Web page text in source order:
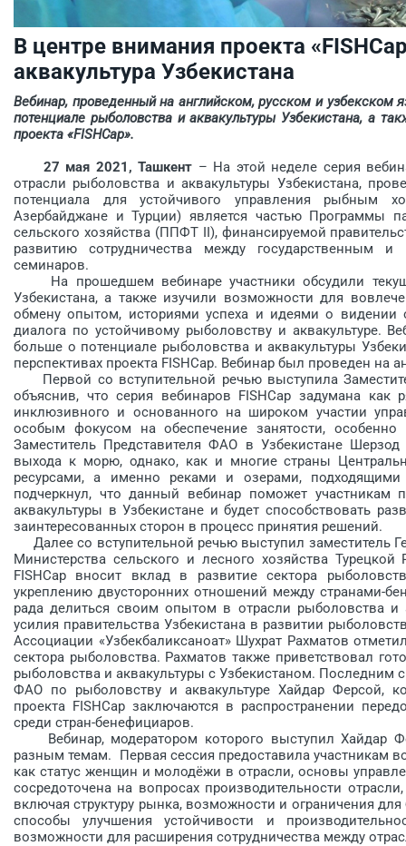
В центре внимания проекта
аквакультура Узбекистана
Вебинар, проведенный на английском, русском и узбекском
потенциале рыболовства и аквакультуры Узбекистана, а
проекта «FISHCap».
27 мая 2021, Ташкент – На этой неделе серия
отрасли рыболовства и аквакультуры Узбекистана,
потенциала для устойчивого управления рыбным
Азербайджане и Турции) является частью Программы
сельского хозяйства (ППФТ II), финансируемой
развитию сотрудничества между государственным
семинаров.
На прошедшем вебинаре участники обсудили
Узбекистана, а также изучили возможности для
обмену опытом, историями успеха и идеями о видении
диалога по устойчивому рыболовству и аквакультуре.
больше о потенциале рыболовства и аквакультуры
перспективах проекта FISHCap. Вебинар был проведен на
Первой со вступительной речью выступила
объяснив, что серия вебинаров FISHCap задумана
инклюзивного и основанного на широком участии
особым фокусом на обеспечение занятости,
Заместитель Представителя ФАО в Узбекистане
выхода к морю, однако, как и многие страны
ресурсами, а именно реками и озерами,
подчеркнул, что данный вебинар поможет участникам
аквакультуры в Узбекистане и будет способствовать
заинтересованных сторон в процесс принятия решений.
Далее со вступительной речью выступил заместитель
Министерства сельского и лесного хозяйства
FISHCap вносит вклад в развитие сектора
укреплению двусторонних отношений между странами-
рада делиться своим опытом в отрасли рыболовства и
усилия правительства Узбекистана в развитии
Ассоциации «Узбекбаликсаноат» Шухрат Рахматов
сектора рыболовства. Рахматов также приветствовал
рыболовства и аквакультуры с Узбекистаном. Последним
ФАО по рыболовству и аквакультуре Хайдар Ферсой,
проекта FISHCap заключаются в распространении
среди стран-бенефициаров.
Вебинар, модератором которого выступил Хайдар
разным темам. Первая сессия предоставила участникам
как статус женщин и молодёжи в отрасли, основы
сосредоточена на вопросах производительности
включая структуру рынка, возможности и ограничения
способы улучшения устойчивости и
возможности для расширения сотрудничества между